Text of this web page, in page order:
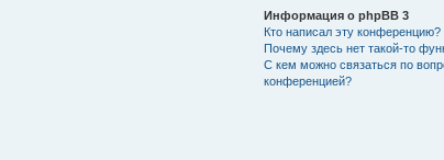
Информация о phpBB 3
Кто написал эту конференцию?
Почему здесь нет такой-то
С кем можно связаться по
конференцией?